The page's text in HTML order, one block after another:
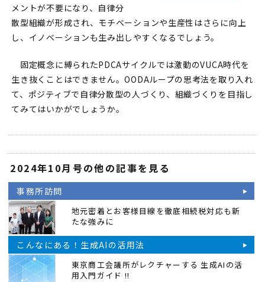
メントが不要になり、自律分
散型組織が形成され、モチベーションや生産性はさらに向上
し、イノベーションも生み出しやすくなるでしょう。
固定概念に縛られたPDCAサイクルでは激動のVUCA時代を
生き抜くことはできません。OODAループの思考法を取り入れ
て、ポジティブで自律分散型の人づくり、組織づくりを目指し
てみてはいかがでしょうか。
2024年10月号の他の記事を見る
事務所訪問
地元密着とお客様目線を徹底相続税対応も新
たな強みに
こんなにある！生成AIの活用法
東京商工会議所がレクチャーする 生成AIの活
用入門ガイド !!